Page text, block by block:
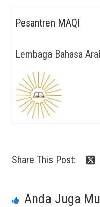
Pesantren MAQI
Lembaga Bahasa
Share This Post:
Anda Juga